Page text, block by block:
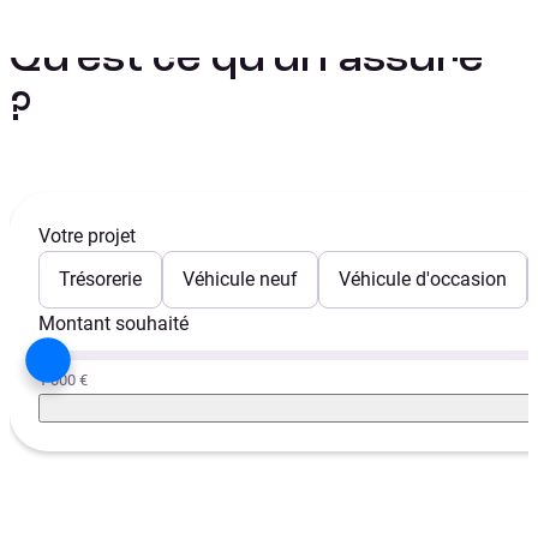
Qu’est ce qu’un assuré
?
Votre projet
Trésorerie
Véhicule neuf
Véhicule d'occasion
Montant souhaité
1 000 €